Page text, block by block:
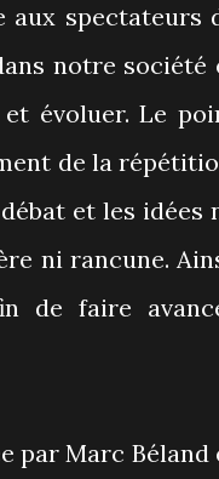
spectateurs
notre société
évoluer. Le
de la
et les idées
ni rancune.
de faire
par Marc Béland